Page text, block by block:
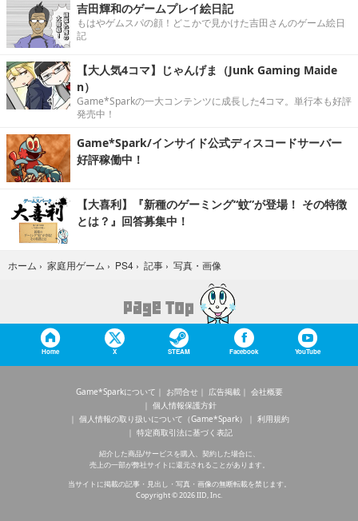
吉田輝和のゲームプレイ絵日記
もはやゲムスパの顔！どこかで見かけた吉田さんのゲーム絵日
記
【大人気4コマ】じゃんげま（Junk Gaming Maide
n）
Game*Sparkの一大コンテンツに成長した4コマ。単行本も好評
発売中！
Game*Spark/インサイド公式ディスコードサーバー
好評稼働中！
【大喜利】『新種のゲーミング“蚊”が登場！ その特徴
とは？』回答募集中！
ホーム › 家庭用ゲーム › PS4 › 記事 › 写真・画像
Home X STEAM Facebook YouTube
Game*Sparkについて お問合せ 広告掲載
会社概要
個人情報保護方針
個人情報の取り扱いについて（Game*Spark）
利用規約
特定商取引法に基づく表記
紹介した商品/サービスを購入、契約した場合に、
売上の一部が弊社サイトに還元されることがあります。
当サイトに掲載の記事・見出し・写真・画像の無断転載を禁じます。
Copyright © 2026 IID, Inc.